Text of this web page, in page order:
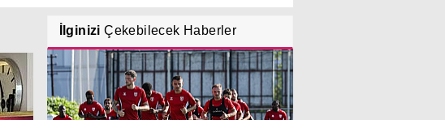
İlginizi Çekebilecek Haberler